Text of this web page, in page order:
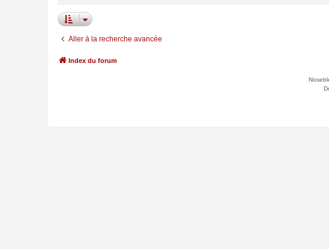
Aller à la recherche avancée
Index du forum